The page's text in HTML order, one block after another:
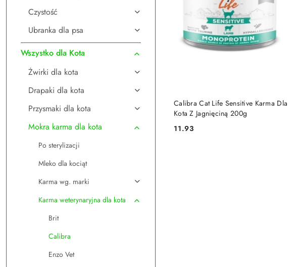
Czystość
Ubranka dla psa
Wszystko dla Kota
Żwirki dla kota
Drapaki dla kota
Przysmaki dla kota
Mokra karma dla kota
Po sterylizacji
Mleko dla kociąt
Karma wg. marki
Karma weterynaryjna dla kota
Brit
Calibra
Enzo Vet
Calibra Cat Life Sensitive Karma Dla
Kota Z Jagnięciną 200g
Cena:
11.93
DO KOSZYKA